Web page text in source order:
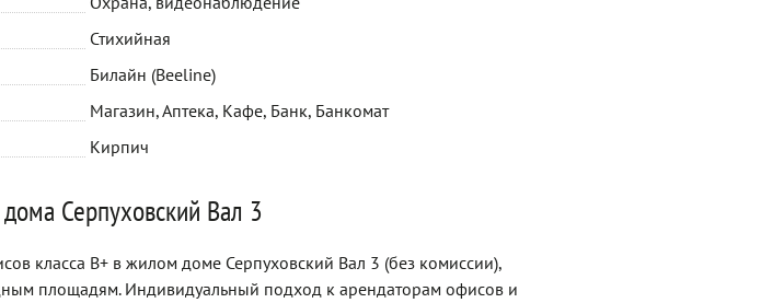
Стихийная
Билайн (Beeline)
Магазин, Аптека, Кафе, Банк, Банкомат
Кирпич
Серпуховский Вал 3
класса B+ в жилом доме Серпуховский Вал 3 (без комиссии),
площадям. Индивидуальный подход к арендаторам офисов и